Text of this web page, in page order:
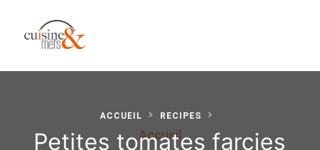
Accueil
ACCUEIL RECIPES
Petites tomates farcies